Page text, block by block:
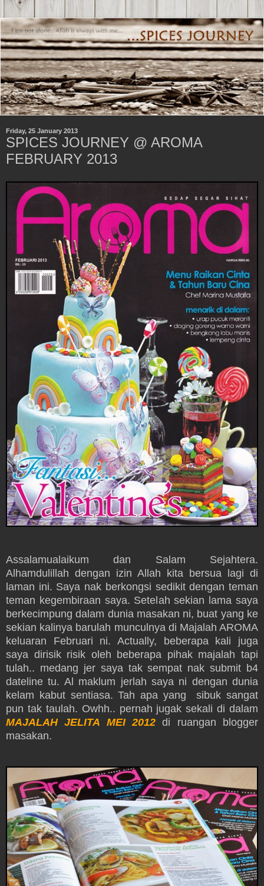
Friday, 25 January 2013
SPICES JOURNEY @ AROMA
FEBRUARY 2013
Assalamualaikum dan Salam Sejahtera.
Alhamdulillah dengan izin Allah kita bersua lagi di
laman ini. Saya nak berkongsi sedikit dengan teman
teman kegembiraan saya. Setelah sekian lama saya
berkecimpung dalam dunia masakan ni, buat yang ke
sekian kalinya barulah munculnya di Majalah AROMA
keluaran Februari ni. Actually, beberapa kali juga
saya dirisik risik oleh beberapa pihak majalah tapi
tulah.. medang jer saya tak sempat nak submit b4
dateline tu. Al maklum jerlah saya ni dengan dunia
kelam kabut sentiasa. Tah apa yang sibuk sangat
pun tak taulah. Owhh.. pernah jugak sekali di dalam
MAJALAH JELITA MEI 2012 di ruangan blogger
masakan.